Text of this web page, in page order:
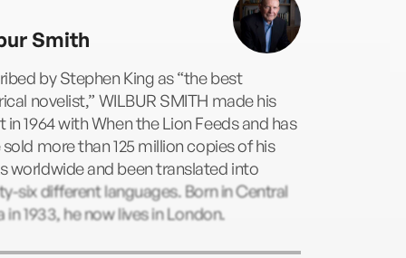
Smith
by Stephen King as “the best
novelist,” WILBUR SMITH made his
in 1964 with When the Lion Feeds and has
sold more than 125 million copies of his
worldwide and been translated into
six different languages. Born in Central
in 1933, he now lives in London.